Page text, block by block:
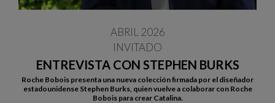
ENTREVISTA CON STEPHEN BURKS
ABRIL 2026
INVITADO
Roche Bobois presenta una nueva colección firmada por el diseñador
estadounidense Stephen Burks, quien vuelve a colaborar con Roche
Bobois para crear Catalina.